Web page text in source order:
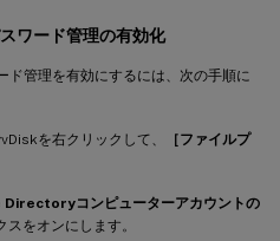
ワード管理の有効化
ド管理を有効にするには、次の手順に
を右クリックして、
［ファイルプ
Directoryコンピューターアカウントの
スをオンにします。